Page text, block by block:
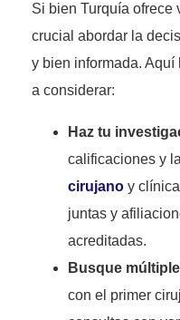
Si bien Turquía ofrece
crucial abordar la
y bien informada.
a considerar:
Haz tu
calificaciones y
cirujano y
juntas y
acreditadas.
Busque
con el primer